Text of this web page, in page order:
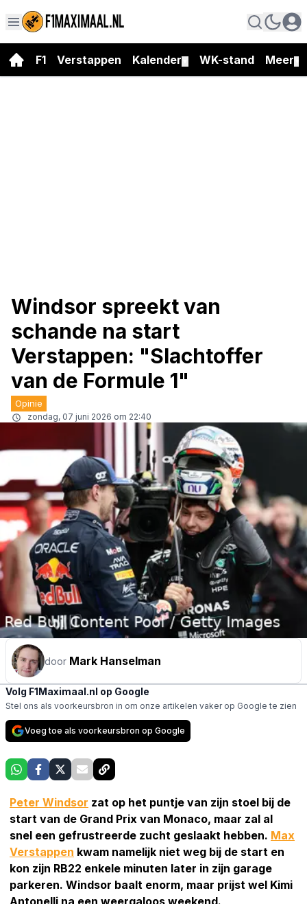
F1 Verstappen Kalender WK-stand Meer
Windsor spreekt van
schande na start
Verstappen: "Slachtoffer
van de Formule 1"
Opinie
zondag, 07 juni 2026 om 22:40
door Mark Hanselman
Volg F1Maximaal.nl op Google
Stel ons als voorkeursbron in om onze artikelen vaker op Google te zien
Voeg toe als voorkeursbron op Google
Peter Windsor zat op het puntje van zijn stoel bij de
start van de Grand Prix van Monaco, maar zal al
snel een gefrustreerde zucht geslaakt hebben. Max
Verstappen kwam namelijk niet weg bij de start en
kon zijn RB22 enkele minuten later in zijn garage
parkeren. Windsor baalt enorm, maar prijst wel Kimi